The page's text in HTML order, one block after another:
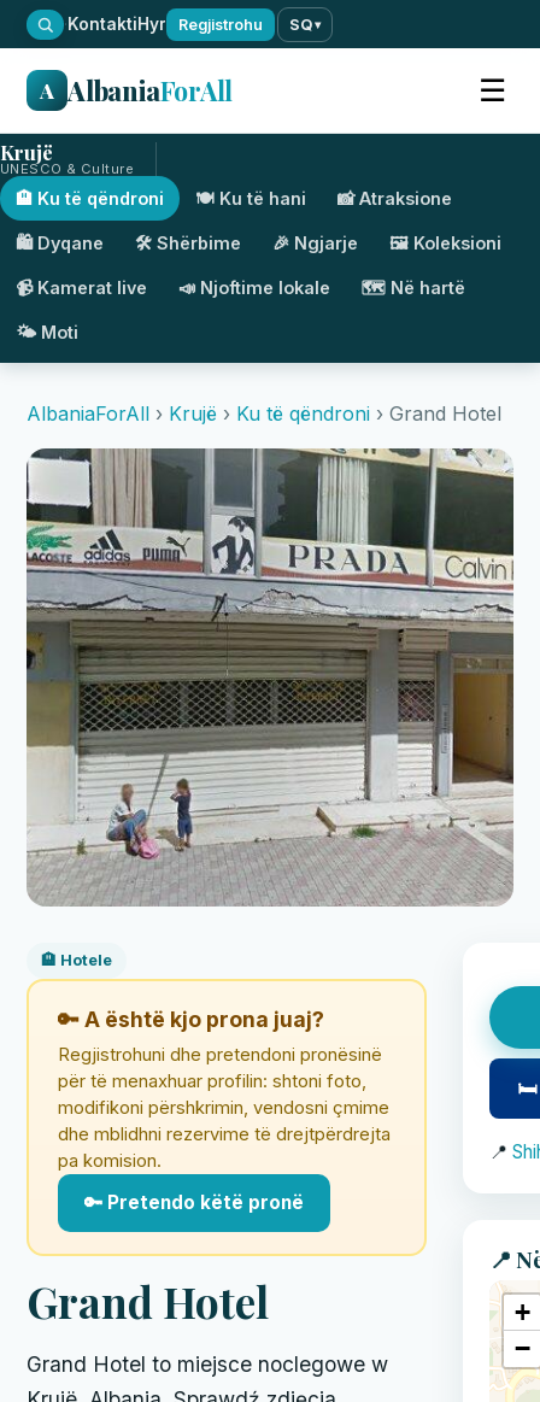
·KontaktiHyr Regjistrohu SQ▾
A AlbaniaForAll ☰
Krujë
UNESCO & Culture
🏨 Ku të qëndroni 🍽️ Ku të hani 📸 Atraksione
🛍️ Dyqane 🛠️ Shërbime 🎉 Ngjarje 🖼️ Koleksioni
📹 Kamerat live 📣 Njoftime lokale 🗺️ Në hartë
🌤️ Moti
AlbaniaForAll › Krujë › Ku të qëndroni › Grand Hotel
🏨 Hotele
🔑 A është kjo prona juaj?
Regjistrohuni dhe pretendoni pronësinë
për të menaxhuar profilin: shtoni foto,
modifikoni përshkrimin, vendosni çmime
dhe mblidhni rezervime të drejtpërdrejta
pa komision.
🔑 Pretendo këtë pronë
Grand Hotel
Grand Hotel to miejsce noclegowe w
🛏
📍
📍
+
−